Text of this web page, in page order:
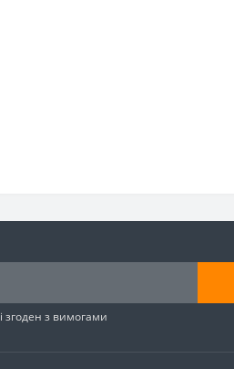
і згоден з вимогами